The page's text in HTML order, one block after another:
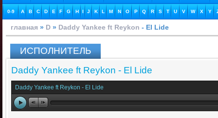
0-9 A B C D E F G H I J K L M N O P Q R S T U V W X Y
главная » D » Daddy Yankee ft Reykon - El Lide
ИСПОЛНИТЕЛЬ
Daddy Yankee ft Reykon - El Lide
Daddy Yankee ft Reykon - El Lide